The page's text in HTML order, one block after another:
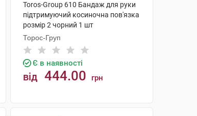
Toros-Group 610 Бандаж для руки
підтримуючий косиночна пов'язка
розмір 2 чорний 1 шт
Торос-Груп
Є в наявності
від 444.00 грн